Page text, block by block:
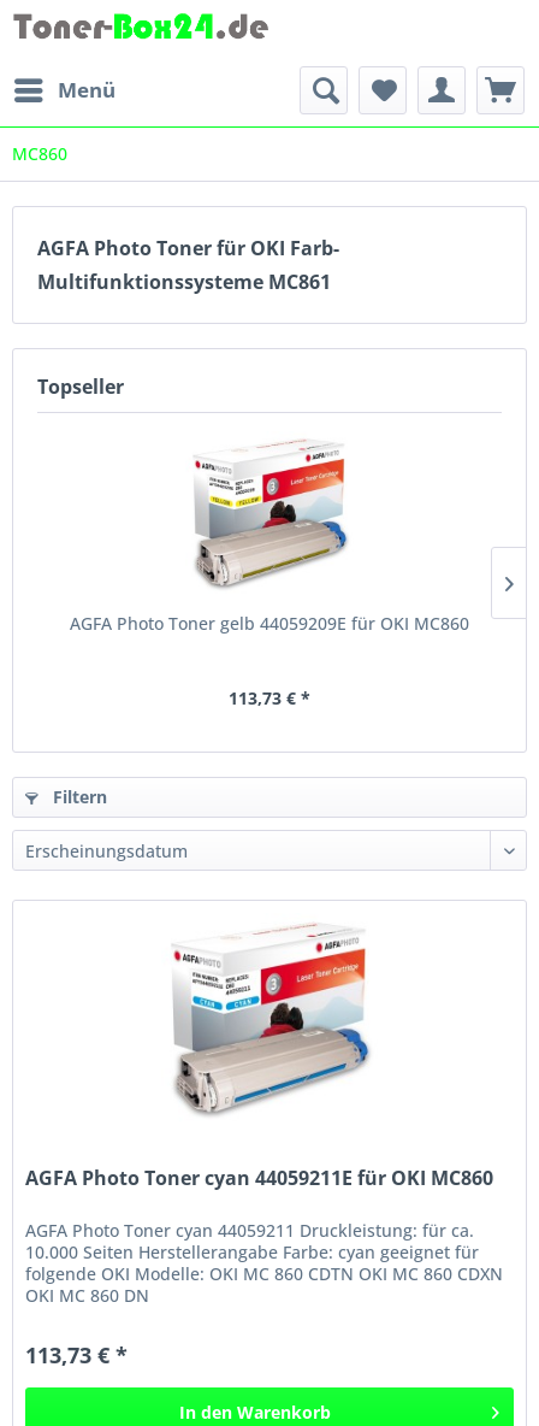
Menü
MC860
AGFA Photo Toner für OKI Farb-
Multifunktionssysteme MC861
Topseller
AGFA Photo Toner gelb 44059209E für OKI MC860
113,73 € *
Filtern
AGFA Photo Toner cyan 44059211E für OKI MC860
AGFA Photo Toner cyan 44059211 Druckleistung: für ca.
10.000 Seiten Herstellerangabe Farbe: cyan geeignet für
folgende OKI Modelle: OKI MC 860 CDTN OKI MC 860 CDXN
OKI MC 860 DN
113,73 € *
In den Warenkorb